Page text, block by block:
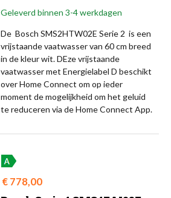
Geleverd binnen 3-4 werkdagen
De Bosch SMS2HTW02E Serie 2 is een
vrijstaande vaatwasser van 60 cm breed
in de kleur wit. DEze vrijstaande
vaatwasser met Energielabel D beschikt
over Home Connect om op ieder
moment de mogelijkheid om het geluid
te reduceren via de Home Connect App.
Prijs
€ 778,00